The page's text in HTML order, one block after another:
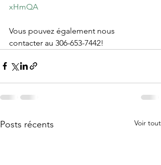
xHmQA
Vous pouvez également nous
contacter au 306-653-7442!
Posts récents Voir tout